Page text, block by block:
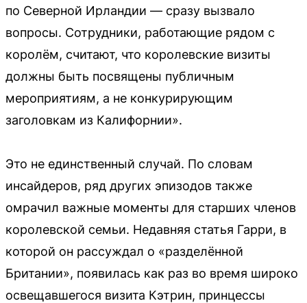
по Северной Ирландии — сразу вызвало
вопросы. Сотрудники, работающие рядом с
королём, считают, что королевские визиты
должны быть посвящены публичным
мероприятиям, а не конкурирующим
заголовкам из Калифорнии».
Это не единственный случай. По словам
инсайдеров, ряд других эпизодов также
омрачил важные моменты для старших членов
королевской семьи. Недавняя статья Гарри, в
которой он рассуждал о «разделённой
Британии», появилась как раз во время широко
освещавшегося визита Кэтрин, принцессы